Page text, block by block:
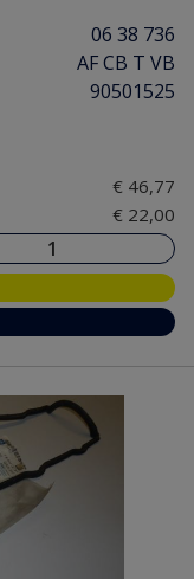
06 38 736
AF CB T VB
90501525
€ 46,77
€ 22,00